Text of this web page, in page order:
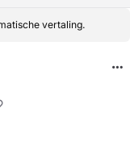
vertaling.